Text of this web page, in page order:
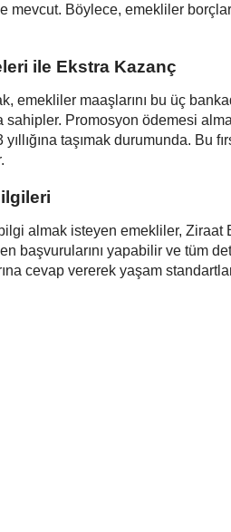
mevcut. Böylece, emekliler
ile Ekstra Kazanç
emekliler maaşlarını bu üç
Promosyon ödemesi
taşımak durumunda. Bu
almak isteyen emekliler, Ziraat
başvurularını yapabilir ve tüm
cevap vererek yaşam